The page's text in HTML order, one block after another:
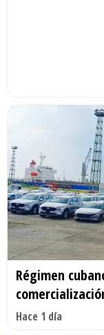
Régimen
Hace 1 día